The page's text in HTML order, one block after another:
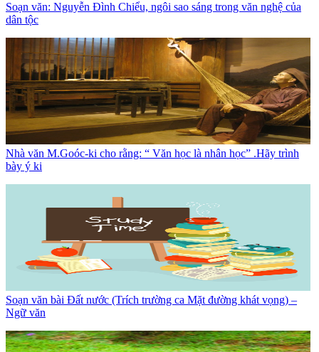
Soạn văn: Nguyễn Đình Chiểu, ngôi sao sáng trong văn nghệ của
dân tộc
Nhà văn M.Goóc-ki cho rằng: “ Văn học là nhân học” .Hãy trình
bày ý ki
Soạn văn bài Đất nước (Trích trường ca Mặt đường khát vọng) –
Ngữ văn